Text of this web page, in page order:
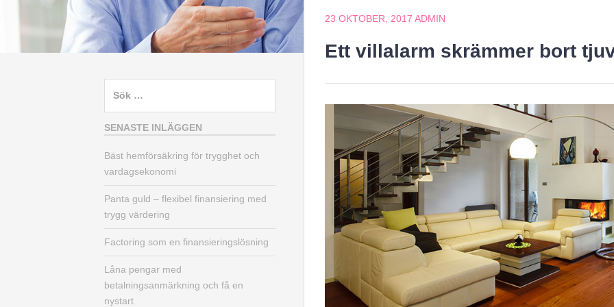
23 OKTOBER, 2017 ADMIN
Ett villalarm skrämmer bort
SENASTE INLÄGGEN
Bäst hemförsäkring för trygghet och
vardagsekonomi
Panta guld – flexibel finansiering med
trygg värdering
Factoring som en finansieringslösning
Låna pengar med
betalningsanmärkning och få en
nystart